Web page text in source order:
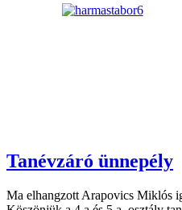
Tanévzáró ünnepély
Ma elhangzott Arapovics Miklós